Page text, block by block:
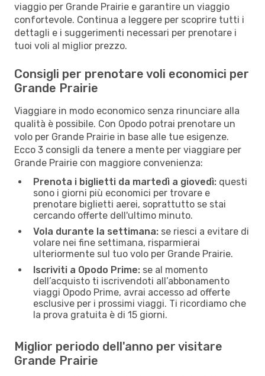
viaggio per Grande Prairie e garantire un viaggio
confortevole. Continua a leggere per scoprire tutti i
dettagli e i suggerimenti necessari per prenotare i
tuoi voli al miglior prezzo.
Consigli per prenotare voli economici per
Grande Prairie
Viaggiare in modo economico senza rinunciare alla
qualità è possibile. Con Opodo potrai prenotare un
volo per Grande Prairie in base alle tue esigenze.
Ecco 3 consigli da tenere a mente per viaggiare per
Grande Prairie con maggiore convenienza:
Prenota i biglietti da martedì a giovedì: questi
sono i giorni più economici per trovare e
prenotare biglietti aerei, soprattutto se stai
cercando offerte dell'ultimo minuto.
Vola durante la settimana: se riesci a evitare di
volare nei fine settimana, risparmierai
ulteriormente sul tuo volo per Grande Prairie.
Iscriviti a Opodo Prime: se al momento
dell’acquisto ti iscrivendoti all’abbonamento
viaggi Opodo Prime, avrai accesso ad offerte
esclusive per i prossimi viaggi. Ti ricordiamo che
la prova gratuita è di 15 giorni.
Miglior periodo dell'anno per visitare
Grande Prairie